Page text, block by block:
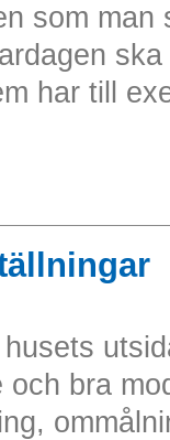
som man
har till
och bra